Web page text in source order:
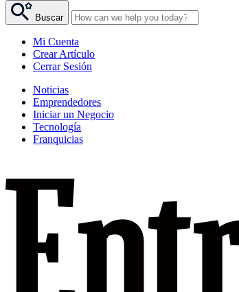
Buscar
Mi Cuenta
Crear Artículo
Cerrar Sesión
Noticias
Emprendedores
Iniciar un Negocio
Tecnología
Franquicias